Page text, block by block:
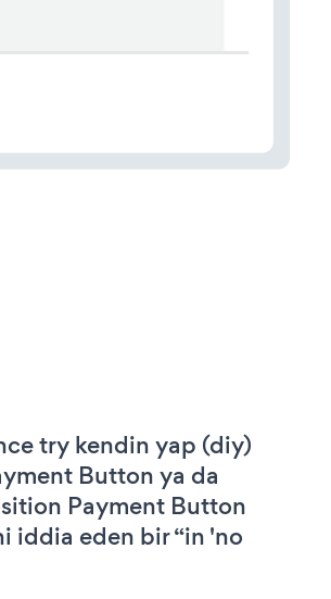
try kendin yap (diy)
Button ya da
Payment Button
iddia eden bir “in 'no